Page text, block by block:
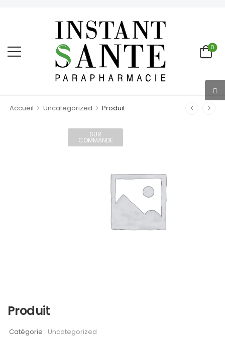
0
Accueil > Uncategorized > Produit
SUR
COMMANDE
Produit
Catégorie : Uncategorized